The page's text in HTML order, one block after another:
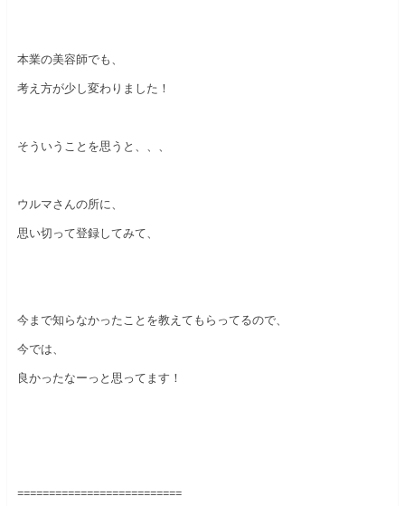
本業の美容師でも、
考え方が少し変わりました！
そういうことを思うと、、、
ウルマさんの所に、
思い切って登録してみて、
今まで知らなかったことを教えてもらってるので、
今では、
良かったなーっと思ってます！
==========================